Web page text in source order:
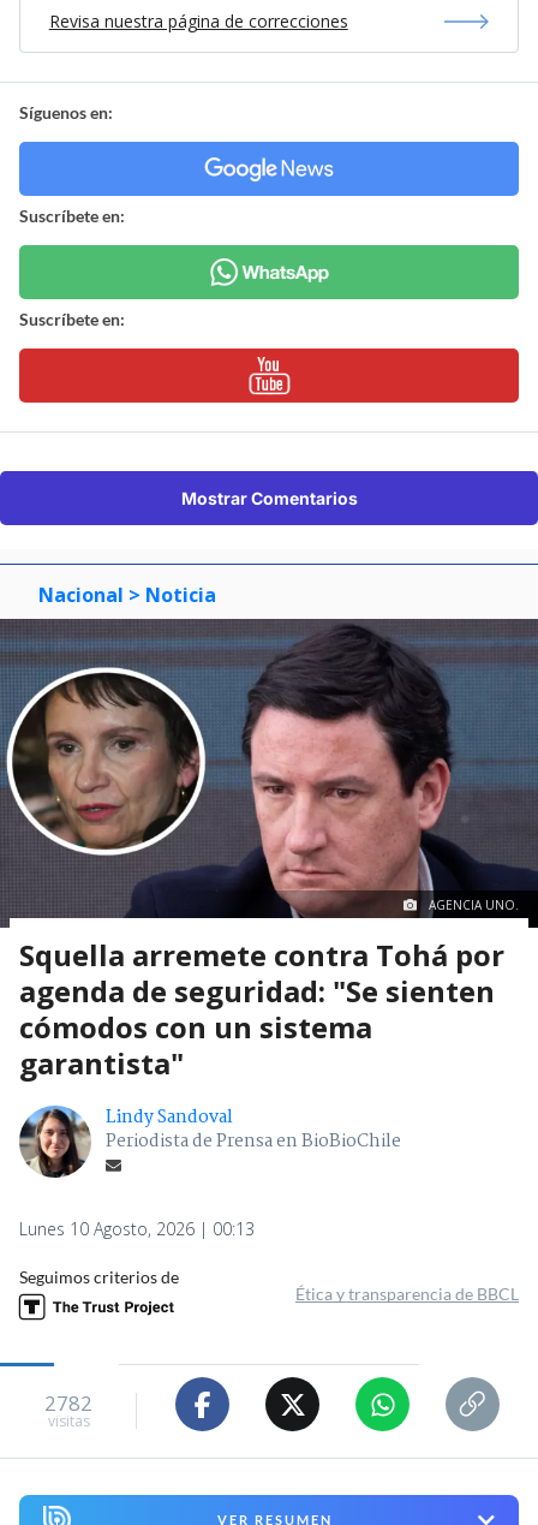
Revisa nuestra página de correcciones
Síguenos en:
Suscríbete en:
Suscríbete en:
Mostrar Comentarios
Nacional > Noticia
AGENCIA UNO.
Squella arremete contra Tohá por
agenda de seguridad: "Se sienten
cómodos con un sistema
garantista"
Lindy Sandoval
Periodista de Prensa en BioBioChile
Lunes 10 Agosto, 2026 | 00:13
Seguimos criterios de
Ética y transparencia de BBCL
2782
visitas
VER RESUMEN